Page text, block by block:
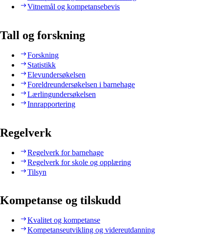
Vitnemål og kompetansebevis
Tall og forskning
Forskning
Statistikk
Elevundersøkelsen
Foreldreundersøkelsen i barnehage
Lærlingundersøkelsen
Innrapportering
Regelverk
Regelverk for barnehage
Regelverk for skole og opplæring
Tilsyn
Kompetanse og tilskudd
Kvalitet og kompetanse
Kompetanseutvikling og videreutdanning